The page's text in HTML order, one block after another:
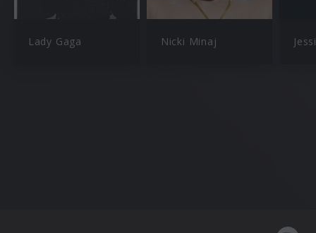
Lady Gaga Nicki Minaj